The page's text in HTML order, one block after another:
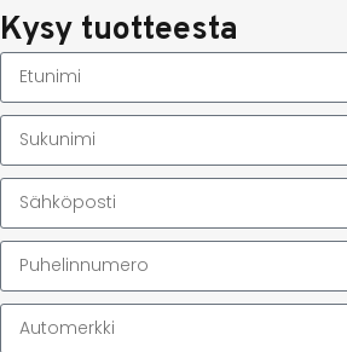
Kysy tuotteesta